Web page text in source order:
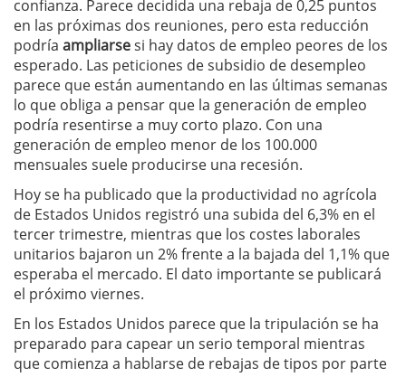
confianza. Parece decidida una rebaja de 0,25 puntos
en las próximas dos reuniones, pero esta reducción
podría ampliarsesi hay datos de empleo peores de los
esperado. Las peticiones de subsidio de desempleo
parece que están aumentando en las últimas semanas
lo que obliga a pensar que la generación de empleo
podría resentirse a muy corto plazo. Con una
generación de empleo menor de los 100.000
mensuales suele producirse una recesión.
Hoy se ha publicado que la productividad no agrícola
de Estados Unidos registró una subida del 6,3% en el
tercer trimestre, mientras que los costes laborales
unitarios bajaron un 2% frente a la bajada del 1,1% que
esperaba el mercado. El dato importante se publicará
el próximo viernes.
En los Estados Unidos parece que la tripulación se ha
preparado para capear un serio temporal mientras
que comienza a hablarse de rebajas de tipos por parte